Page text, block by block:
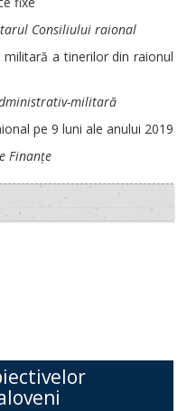
Consiliului raional
a tinerilor din raionul
militară
pe 9 luni ale anului 2019
Finanțe